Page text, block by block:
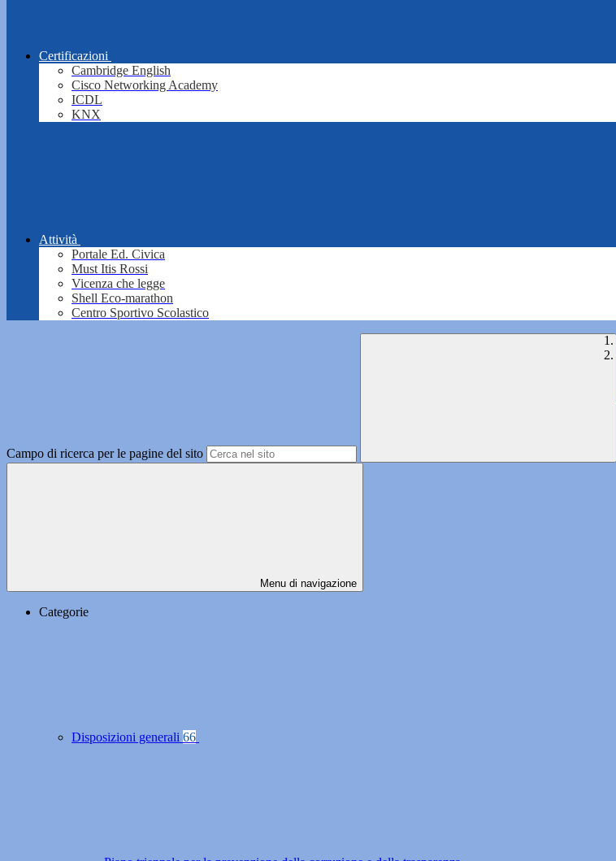
Certificazioni
Cambridge English
Cisco Networking Academy
ICDL
KNX
Attività
Portale Ed. Civica
Must Itis Rossi
Vicenza che legge
Shell Eco-marathon
Centro Sportivo Scolastico
Campo di ricerca per le pagine del sito
Menu di navigazione
Categorie
Disposizioni generali 66